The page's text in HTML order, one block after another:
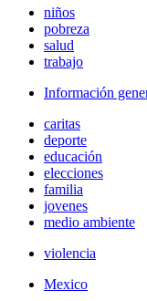
niños
pobreza
salud
trabajo
Información
caritas
deporte
educación
elecciones
familia
jovenes
medio ambiente
violencia
Mexico